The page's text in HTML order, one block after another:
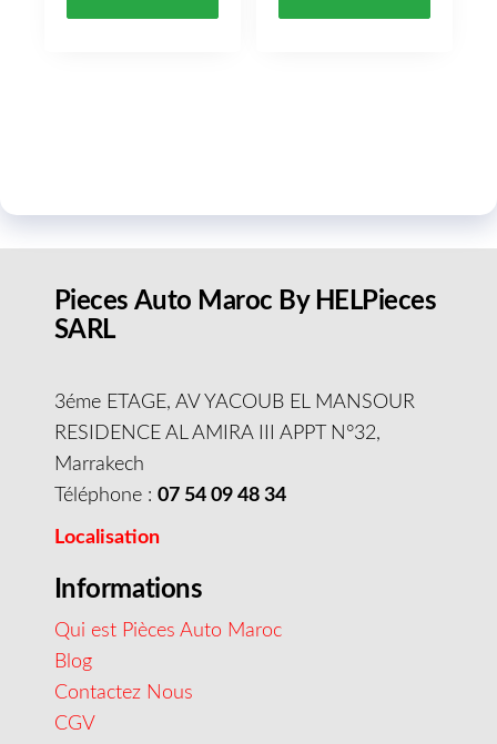
Pieces Auto Maroc By HELPieces
SARL
3éme ETAGE, AV YACOUB EL MANSOUR
RESIDENCE AL AMIRA III APPT N°32,
Marrakech
Téléphone : 07 54 09 48 34
Localisation
Informations
Qui est Pièces Auto Maroc
Blog
Contactez Nous
CGV